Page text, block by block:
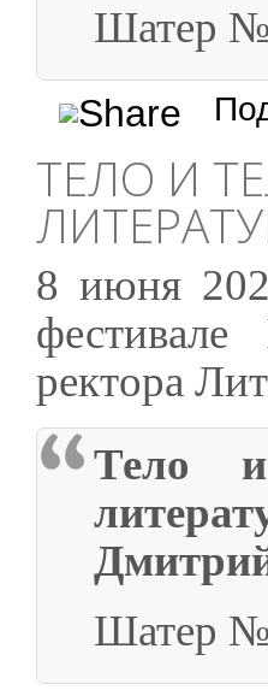
Шатер №
ТЕЛО И
8 июня
ректора
Тело и
Шатер №